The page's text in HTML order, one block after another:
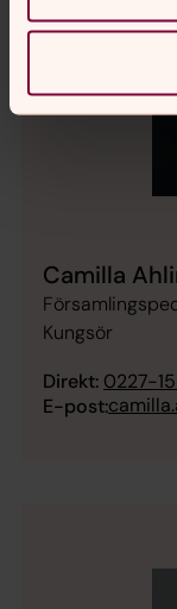
Camilla
Kungsör
Direkt: 0227-
E-post: